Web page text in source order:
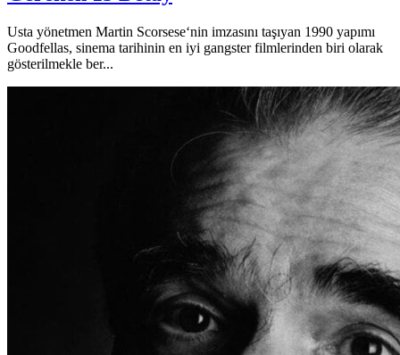
Usta yönetmen Martin Scorsese‘nin imzasını taşıyan 1990 yapımı
Goodfellas, sinema tarihinin en iyi gangster filmlerinden biri olarak
gösterilmekle ber...